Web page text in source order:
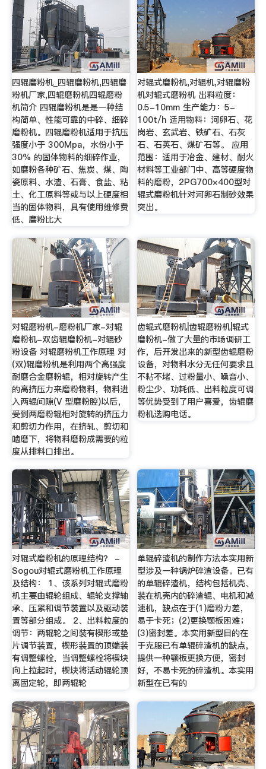
四辊磨粉机_四辊磨粉机,四辊磨
粉机厂家,四辊磨粉机四辊磨粉
机简介 四辊磨粉机是是一种结
构简单、性能可靠的中碎、细碎
磨粉机。四辊磨粉机适用于抗压
强度小于 300Mpa，水份小于
30% 的固体物料的细碎作业，
如磨粉各种矿石、焦炭、煤、陶
瓷原料、水渣、石膏、食盐、粘
土、化工原料等或与以上硬度相
当的固体物料，具有使用维修费
低、磨粉比大
对辊式磨粉机,对辊机,对辊磨粉
机对辊式磨粉机 出料粒度：
0.5-10mm 生产能力：5-
100t/h 适用物料：河卵石、花
岗岩、玄武岩、铁矿石、石灰
石、石英石、煤矿石等。 应用
范围：适用于冶金、建材、耐火
材料等工业部门中、高等硬度物
料的磨粉，2PG700×400型对
辊式磨粉机针对河卵石制砂效果
突出。
对辊磨粉机-磨粉机厂家-对辊
磨粉机-双齿辊磨粉机-对辊砂
粉设备 对辊磨粉机工作原理 对
(双)辊磨粉机是利用两个高强度
耐磨合金磨粉辊，相对旋转产生
的高挤压力来磨粉物料，物料进
入两辊间隙(V 型磨粉腔)以后，
受到两磨粉辊相对旋转的挤压力
和剪切力作用，在挤轧、剪切和
啮磨下，将物料磨粉成需要的粒
度从排料口排出。
齿辊式磨粉机|齿辊磨粉机|辊式
磨粉机-做了大量的市场调研工
作，后开发出来的新型齿辊磨粉
设备，对物料水分无任何要求且
不粘不堵、过粉量小、噪音小、
粉尘少、功耗低、出料粒度可调
等优势受到了用户喜爱，齿辊磨
粉机选购电话。
对辊式磨粉机的原理结构？ -
Sogou对辊式磨粉机工作原理
及结构： 1、该系列对辊式磨粉
机主要由辊轮组成、辊轮支撑轴
承、压紧和调节装置以及驱动装
置等部分组成。 2、出料粒度的
调节：两辊轮之间装有楔形或垫
片调节装置，楔形装置的顶端装
有调整螺栓，当调整螺栓将楔块
向上拉起时，楔块将活动辊轮顶
离固定轮，即两辊轮
单辊碎渣机的制作方法本实用新
型涉及一种锅炉碎渣设备。已有
的单辊碎渣机，结构包括机壳、
装在机壳内的碎渣辊、电机和减
速机，缺点在于(1)磨粉力差，
易于卡死；(2)更换颚板困难；
(3)密封差。本实用新型目的在
于克服已有单辊碎渣机的缺点，
提供一种颚板更换方便，密封
好，不易卡死的碎渣机。本实用
新型在已有的